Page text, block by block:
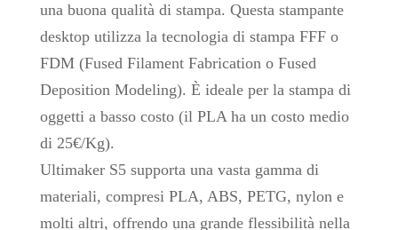
una buona qualità di stampa. Questa stampante
desktop utilizza la tecnologia di stampa FFF o
FDM (Fused Filament Fabrication o Fused
Deposition Modeling). È ideale per la stampa di
oggetti a basso costo (il PLA ha un costo medio
di 25€/Kg).
Ultimaker S5 supporta una vasta gamma di
materiali, compresi PLA, ABS, PETG, nylon e
molti altri, offrendo una grande flessibilità nella